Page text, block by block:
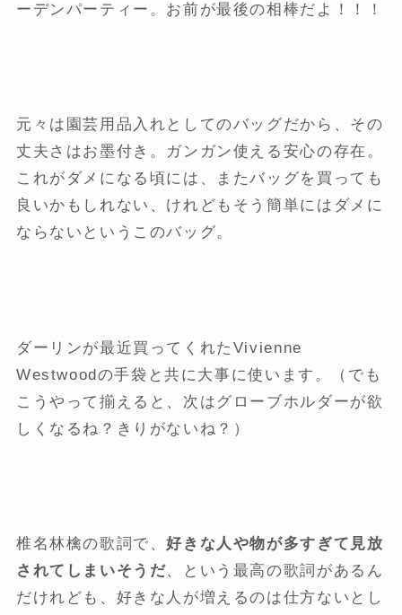
ーデンパーティー。お前が最後の相棒だよ！！！
元々は園芸用品入れとしてのバッグだから、その
丈夫さはお墨付き。ガンガン使える安心の存在。
これがダメになる頃には、またバッグを買っても
良いかもしれない、けれどもそう簡単にはダメに
ならないというこのバッグ。
ダーリンが最近買ってくれたVivienne
Westwoodの手袋と共に大事に使います。（でも
こうやって揃えると、次はグローブホルダーが欲
しくなるね？きりがないね？）
椎名林檎の歌詞で、好きな人や物が多すぎて見放
されてしまいそうだ、という最高の歌詞があるん
だけれども、好きな人が増えるのは仕方ないとし